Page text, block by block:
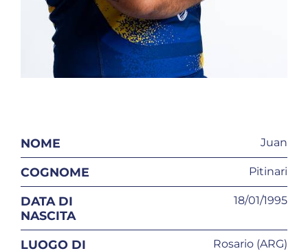
NOME Juan
COGNOME Pitinari
DATA DI
NASCITA
18/01/1995
LUOGO DI
Rosario (ARG)